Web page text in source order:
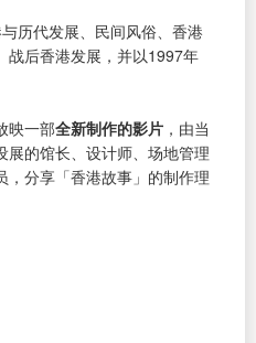
历代发展、民间风俗、香港
战后香港发展，并以1997年
映一部全新制作的影片 ，由当
的馆长、设计师、场地管理
，分享「香港故事」的制作理